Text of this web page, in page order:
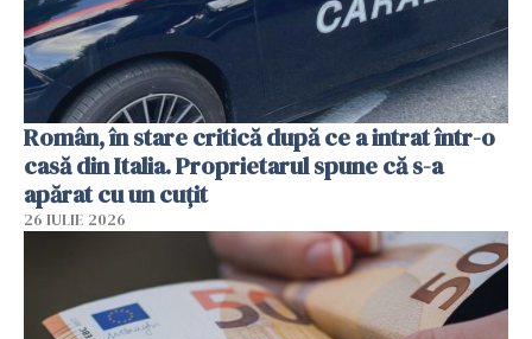
Român, în stare critică după ce a intrat într-o
casă din Italia. Proprietarul spune că s-a
apărat cu un cuțit
26 IULIE 2026